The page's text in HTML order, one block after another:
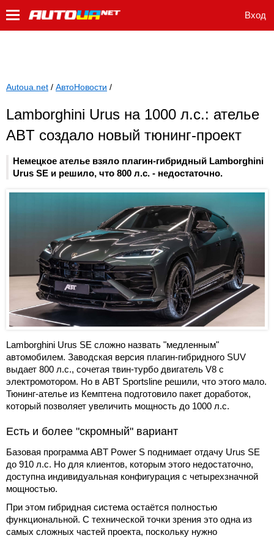
Вход
Autoua.net / АвтоНовости /
Lamborghini Urus на 1000 л.с.: ателье
ABT создало новый тюнинг-проект
Немецкое ателье взяло плагин-гибридный Lamborghini
Urus SE и решило, что 800 л.с. - недостаточно.
Lamborghini Urus SE сложно назвать "медленным"
автомобилем. Заводская версия плагин-гибридного SUV
выдает 800 л.с., сочетая твин-турбо двигатель V8 с
электромотором. Но в ABT Sportsline решили, что этого мало.
Тюнинг-ателье из Кемптена подготовило пакет доработок,
который позволяет увеличить мощность до 1000 л.с.
Есть и более "скромный" вариант
Базовая программа ABT Power S поднимает отдачу Urus SE
до 910 л.с. Но для клиентов, которым этого недостаточно,
доступна индивидуальная конфигурация с четырехзначной
мощностью.
При этом гибридная система остаётся полностью
функциональной. С технической точки зрения это одна из
самых сложных частей проекта, поскольку нужно